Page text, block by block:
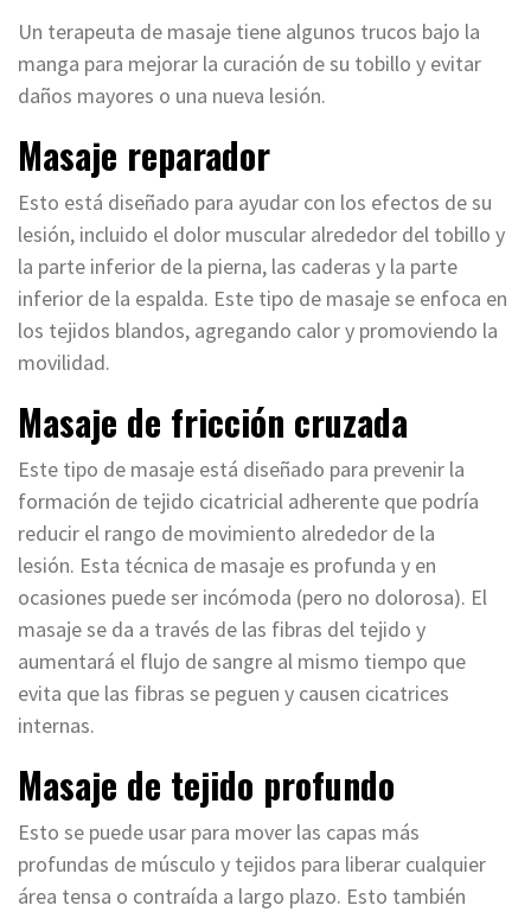
Un terapeuta de masaje tiene algunos trucos bajo la
manga para mejorar la curación de su tobillo y evitar
daños mayores o una nueva lesión.
Masaje reparador
Esto está diseñado para ayudar con los efectos de su
lesión, incluido el dolor muscular alrededor del tobillo y
la parte inferior de la pierna, las caderas y la parte
inferior de la espalda. Este tipo de masaje se enfoca en
los tejidos blandos, agregando calor y promoviendo la
movilidad.
Masaje de fricción cruzada
Este tipo de masaje está diseñado para prevenir la
formación de tejido cicatricial adherente que podría
reducir el rango de movimiento alrededor de la
lesión. Esta técnica de masaje es profunda y en
ocasiones puede ser incómoda (pero no dolorosa). El
masaje se da a través de las fibras del tejido y
aumentará el flujo de sangre al mismo tiempo que
evita que las fibras se peguen y causen cicatrices
internas.
Masaje de tejido profundo
Esto se puede usar para mover las capas más
profundas de músculo y tejidos para liberar cualquier
área tensa o contraída a largo plazo. Esto también